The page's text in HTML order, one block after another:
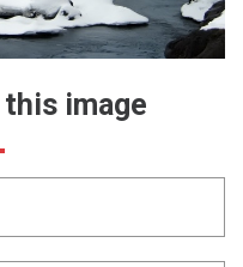
this image